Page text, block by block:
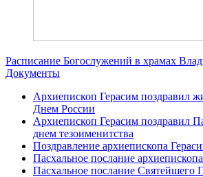
Расписание Богослужений в храмах
Документы
Архиепископ Герасим поздравил
Днем России
Архиепископ Герасим поздравил
днем тезоименитства
Поздравление архиепископа
Пасхальное послание
Пасхальное послание Святейшего